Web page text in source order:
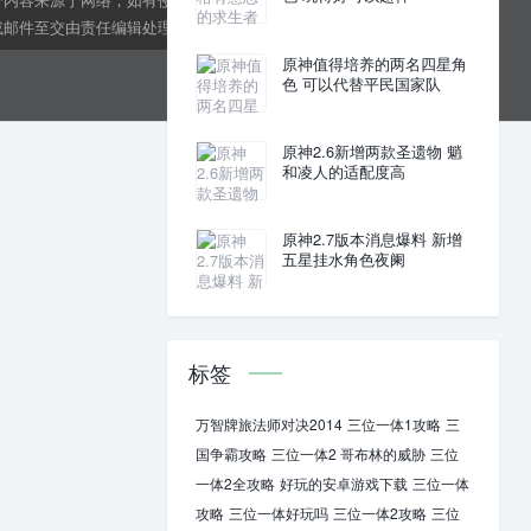
原神值得培养的两名四星角
色 可以代替平民国家队
原神2.6新增两款圣遗物 魈
和凌人的适配度高
原神2.7版本消息爆料 新增
五星挂水角色夜阑
标签
万智牌旅法师对决2014 三位一体1攻略 三
国争霸攻略 三位一体2 哥布林的威胁 三位
一体2全攻略 好玩的安卓游戏下载 三位一体
攻略 三位一体好玩吗 三位一体2攻略 三位
件至交由责任编辑处理。kens24dft@hotmail.com